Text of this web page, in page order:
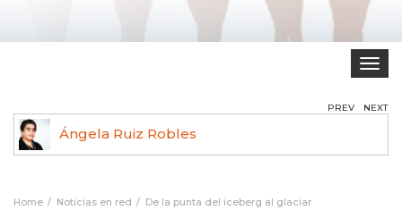
Toggle
Ángela Ruiz Robles
PREV NEXT
Home Noticias en red De la punta del iceberg al glaciar